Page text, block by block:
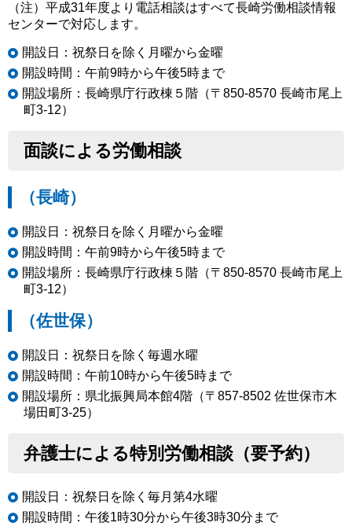
（注）平成31年度より電話相談はすべて長崎労働相談情報
センターで対応します。
開設日：祝祭日を除く月曜から金曜
開設時間：午前9時から午後5時まで
開設場所：長崎県庁行政棟５階（〒850-8570 長崎市尾上
町3-12）
面談による労働相談
（長崎）
開設日：祝祭日を除く月曜から金曜
開設時間：午前9時から午後5時まで
開設場所：長崎県庁行政棟５階（〒850-8570 長崎市尾上
町3-12）
（佐世保）
開設日：祝祭日を除く毎週水曜
開設時間：午前10時から午後5時まで
開設場所：県北振興局本館4階（〒857-8502 佐世保市木
場田町3-25）
弁護士による特別労働相談（要予約）
開設日：祝祭日を除く毎月第4水曜
開設時間：午後1時30分から午後3時30分まで